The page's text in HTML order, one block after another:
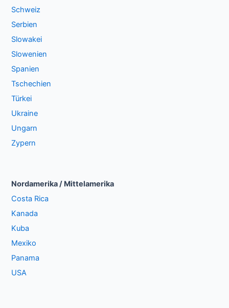
Schweiz
Serbien
Slowakei
Slowenien
Spanien
Tschechien
Türkei
Ukraine
Ungarn
Zypern
Nordamerika / Mittelamerika
Costa Rica
Kanada
Kuba
Mexiko
Panama
USA